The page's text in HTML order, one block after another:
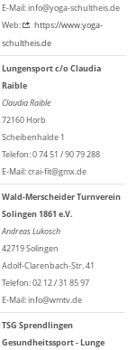
E-Mail: info@yoga-schultheis.de
Web:
https://www.yoga-
schultheis.de
Lungensport c/o Claudia
Raible
Claudia Raible
72160 Horb
Scheibenhalde 1
Telefon: 0 74 51 / 90 79 288
E-Mail: crai-fit@gmx.de
Wald-Merscheider Turnverein
Solingen 1861 e.V.
Andreas Lukosch
42719 Solingen
Adolf-Clarenbach-Str. 41
Telefon: 02 12 / 31 85 97
E-Mail: info@wmtv.de
TSG Sprendlingen
Gesundheitssport - Lunge